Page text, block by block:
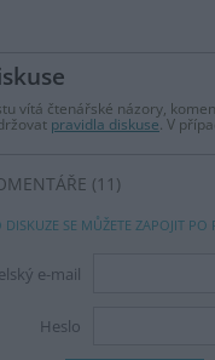
vítá čtenářské názory,
pravidla diskuse. V
(11)
DISKUZE SE MŮŽETE ZAPOJIT PO
e-mail
Heslo